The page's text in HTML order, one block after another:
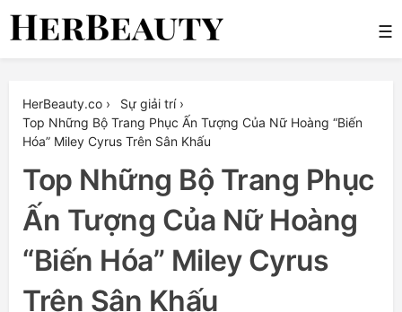
Skip
☰
HerBeauty.co › Sự giải trí›
Top Những Bộ Trang Phục Ấn Tượng Của Nữ Hoàng “Biến
Hóa” Miley Cyrus Trên Sân Khấu
Top Những Bộ Trang Phục
Ấn Tượng Của Nữ Hoàng
“Biến Hóa” Miley Cyrus
Trên Sân Khấu